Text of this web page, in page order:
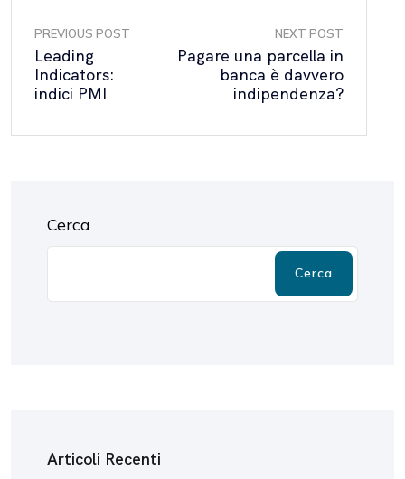
PREVIOUS POST
Leading
Indicators:
indici PMI
NEXT POST
Pagare una parcella in
banca è davvero
indipendenza?
Cerca
Cerca
Articoli Recenti